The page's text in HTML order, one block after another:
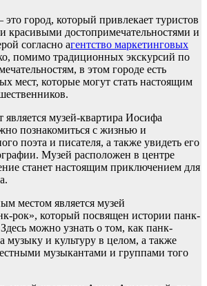
город, который привлекает туристов
красивыми достопримечательностями и
согласно агентство маркетинговых
помимо традиционных экскурсий по
в этом городе есть
мест, которые могут стать настоящим
музей-квартира Иосифа
познакомиться с жизнью и
поэта и писателя, а также увидеть его
Музей расположен в центре
станет настоящим приключением для
местом является музей
рок», который посвящен истории панк-
можно узнать о том, как панк-
музыку и культуру в целом, а также
музыкантами и группами того